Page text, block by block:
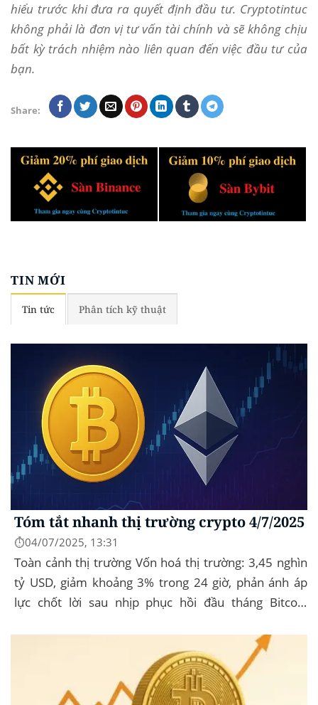
hiểu trước khi đưa ra quyết định đầu tư. Cryptotintuc
không phải là đơn vị tư vấn tài chính và sẽ không chịu
bất kỳ trách nhiệm nào liên quan đến việc đầu tư của
bạn.
Share:
TIN MỚI
Tin tức Phân tích kỹ thuật
Tóm tắt nhanh thị trường crypto 4/7/2025
⏱️04/07/2025, 13:31
Toàn cảnh thị trường Vốn hoá thị trường: 3,45 nghìn
tỷ USD, giảm khoảng 3% trong 24 giờ, phản ánh áp
lực chốt lời sau nhịp phục hồi đầu tháng‍ Bitcoin